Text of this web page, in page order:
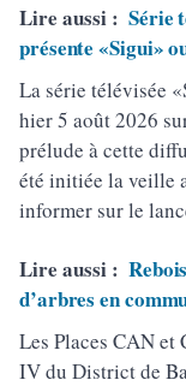
Lire aussi : Série
présente «Sigui»
La série télévisée
hier 5 août 2026
prélude à cette
été initiée la veille
informer sur le
Lire aussi :
d’arbres en
Les Places CAN et
IV du District de